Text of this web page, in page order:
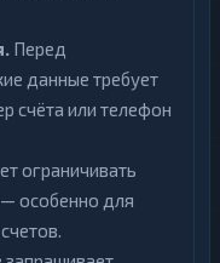
Перед
данные требует
счёта или телефон
ограничивать
особенно для